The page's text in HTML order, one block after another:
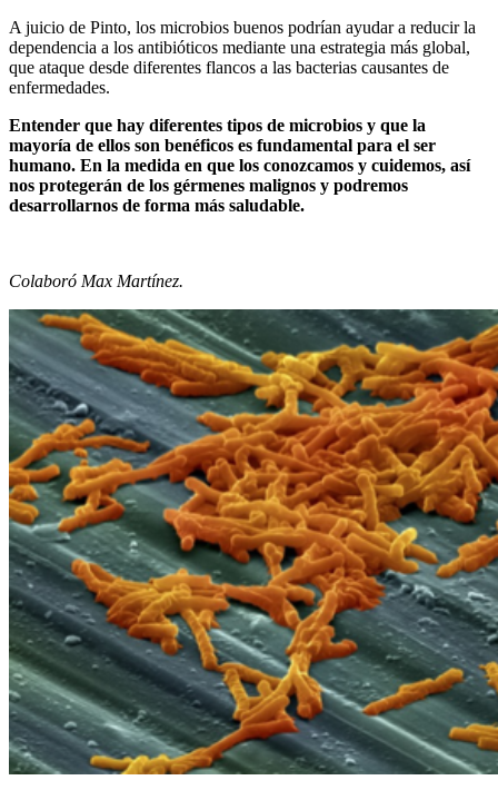
A juicio de Pinto, los microbios buenos podrían ayudar a reducir la
dependencia a los antibióticos mediante una estrategia más global,
que ataque desde diferentes flancos a las bacterias causantes de
enfermedades.
Entender que hay diferentes tipos de microbios y que la
mayoría de ellos son benéficos es fundamental para el ser
humano. En la medida en que los conozcamos y cuidemos, así
nos protegerán de los gérmenes malignos y podremos
desarrollarnos de forma más saludable.
Colaboró Max Martínez.